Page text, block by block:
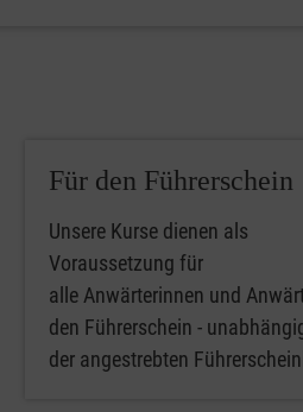
Für den Führerschein
Unsere Kurse dienen als
Voraussetzung für
alle Anwärterinnen und
den Führerschein -
der angestrebten